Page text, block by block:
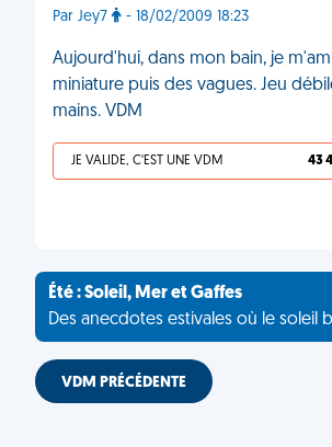
Par Jey7 - 18/02/2009 18:23
Aujourd'hui, dans mon bain, je
miniature puis des vagues. Jeu
mains. VDM
JE VALIDE, C'EST UNE VDM 43
Été : Soleil, Mer et Gaffes
Des anecdotes estivales où le soleil
VDM PRÉCÉDENTE